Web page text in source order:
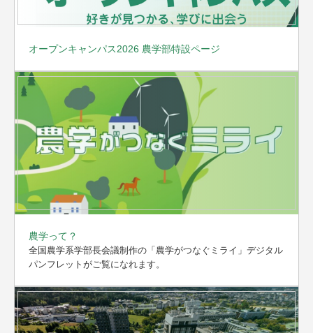
オープンキャンパス2026 農学部特設ページ
農学って？
全国農学系学部長会議制作の「農学がつなぐミライ」デジタル
パンフレットがご覧になれます。